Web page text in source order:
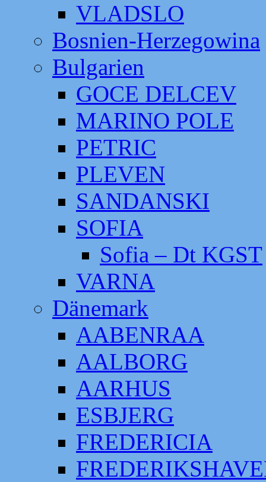
VLADSLO
Bosnien-Herzegowina
Bulgarien
GOCE DELCEV
MARINO POLE
PETRIC
PLEVEN
SANDANSKI
SOFIA
Sofia – Dt KGST
VARNA
Dänemark
AABENRAA
AALBORG
AARHUS
ESBJERG
FREDERICIA